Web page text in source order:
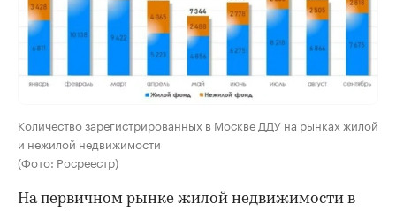
Количество зарегистрированных в Москве ДДУ на рынках жилой
и нежилой недвижимости
(Фото: Росреестр)
На первичном рынке жилой недвижимости в